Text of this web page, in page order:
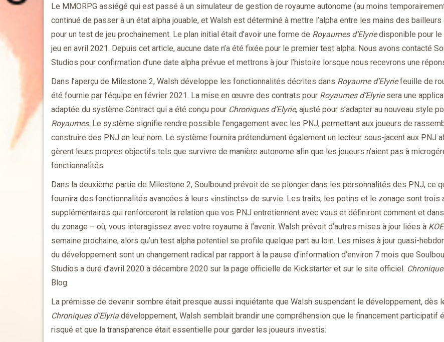
Le MMORPG assiégé qui est passé à un simulateur de gestion de royaume autonome (au moins
continué de passer à un état alpha jouable, et Walsh est déterminé à mettre l’alpha entre les mains des
pour un test de jeu prochainement. Le plan initial était d’avoir une forme de Royaumes d’Elyriedisponible pour le
jeu en avril 2021. Depuis cet article, aucune date n’a été fixée pour le premier test alpha. Nous avons contacté
Studios pour confirmation d’une date alpha prévue et mettrons à jour l’histoire lorsque nous recevrons une
Dans l’aperçu de Milestone 2, Walsh développe les fonctionnalités décrites dans Royaume d’Elyriefeuille de
été fournie par l’équipe en février 2021. La mise en œuvre des contrats pour Royaumes d’Elyriesera une
adaptée du système Contract qui a été conçu pour Chroniques d’Elyrie, ajusté pour s’adapter au nouveau style
Royaumes. Le système signifie rendre possible l’engagement avec les PNJ, permettant aux joueurs de
construire des PNJ en leur nom. Le système fournira prétendument également un lecteur sous-jacent aux PNJ
gèrent leurs propres objectifs tels que survivre de manière autonome afin que les joueurs n’aient pas à
fonctionnalités.
Dans la deuxième partie de Milestone 2, Soulbound prévoit de se plonger dans les personnalités des PNJ, ce
fournira des fonctionnalités avancées à leurs «instincts» de survie. Les traits, les potins et le zonage sont trois
supplémentaires qui renforceront la relation que vos PNJ entretiennent avec vous et définiront comment et
du zonage – où, vous interagissez avec votre royaume à l’avenir. Walsh prévoit d’autres mises à jour liées à KOE
semaine prochaine, alors qu’un test alpha potentiel se profile quelque part au loin. Les mises à jour quasi-
du développement sont un changement radical par rapport à la pause d’information d’environ 7 mois que
Studios a duré d’avril 2020 à décembre 2020 sur la page officielle de Kickstarter et sur le site officiel.
Blog.
La prémisse de devenir sombre était presque aussi inquiétante que Walsh suspendant le développement, dès
Chroniques d’Elyria développement, Walsh semblait brandir une compréhension que le financement participatif
risqué et que la transparence était essentielle pour garder les joueurs investis: